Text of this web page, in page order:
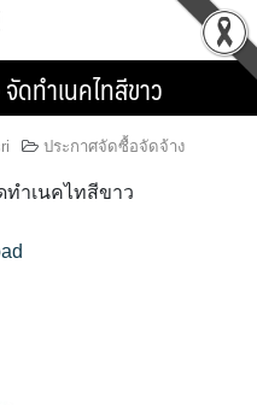
ดทำเนคไทสีขาว
ประกาศจัดซื้อจัดจ้าง
ทำเนคไทสีขาว